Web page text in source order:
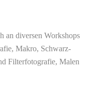
an diversen Workshops
Makro, Schwarz-
Filterfotografie, Malen